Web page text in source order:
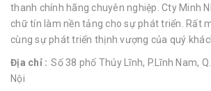
thanh chính hãng chuyên nghiệp. Cty Minh
chữ tín làm nền tảng cho sự phát triển. Rất
cùng sự phát triển thịnh vượng của quý
Địa chỉ : Số 38 phố Thúy Lĩnh, P.Lĩnh Nam,
Nội